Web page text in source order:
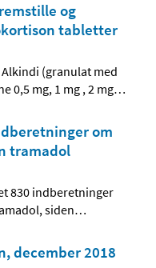
og
tabletter
(granulat med
0,5 mg, 1 mg , 2 mg…
om
tramadol
830 indberetninger
siden…
december 2018